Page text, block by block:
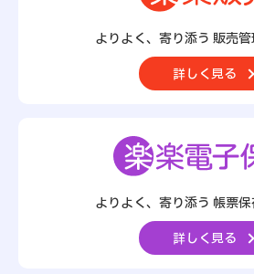
よりよく、寄り添う 販売
詳しく見る
よりよく、寄り添う 帳票
詳しく見る